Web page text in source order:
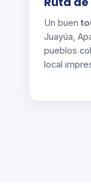
Un buen
Juayúa,
pueblos
local